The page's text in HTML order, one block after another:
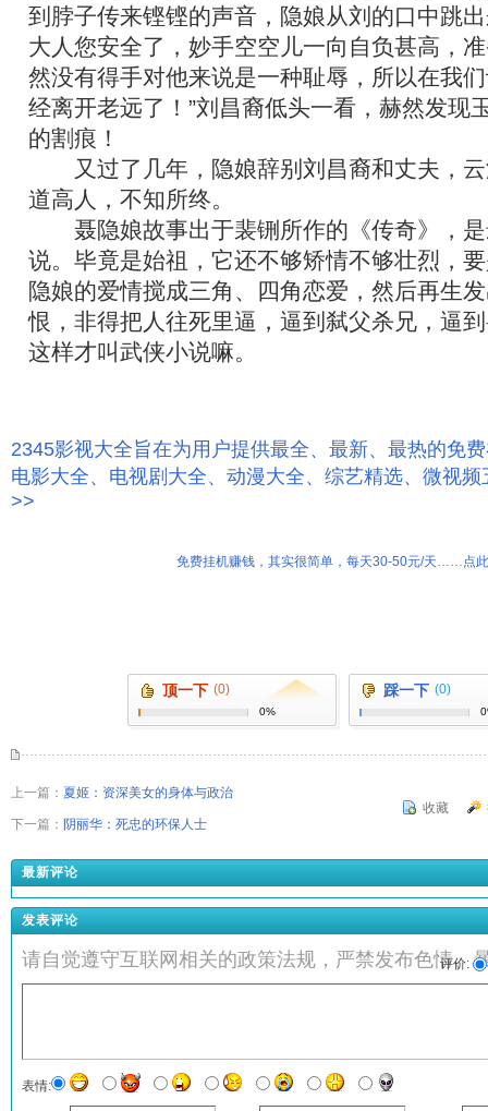
到脖子传来铿铿的声音，隐娘从刘的口中跳
大人您安全了，妙手空空儿一向自负甚高，
然没有得手对他来说是一种耻辱，所以在我
经离开老远了！”刘昌裔低头一看，赫然发现
的割痕！
又过了几年，隐娘辞别刘昌裔和丈夫，云
道高人，不知所终。
聂隐娘故事出于裴铏所作的《传奇》，是
说。毕竟是始祖，它还不够矫情不够壮烈，
隐娘的爱情搅成三角、四角恋爱，然后再生
恨，非得把人往死里逼，逼到弑父杀兄，逼
这样才叫武侠小说嘛。
2345影视大全旨在为用户提供最全、最新、最热的免
电影大全、电视剧大全、动漫大全、综艺精选、微视
>>
免费挂机赚钱，其实很简单，每天30-50元/天……点
顶一下 (0)
0%
踩一下 (0)
上一篇： 夏姬：资深美女的身体与政治
下一篇： 阴丽华：死忠的环保人士
收藏
最新评论
发表评论
请自觉遵守互联网相关的政策法规，严禁发布色情、
评价:
表情: